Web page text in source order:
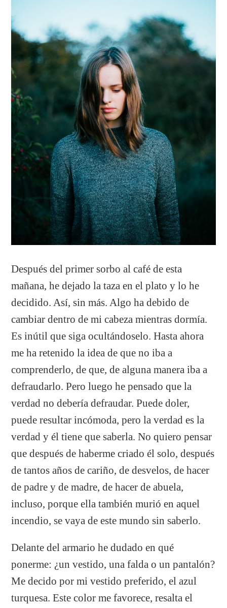
Después del primer sorbo al café de esta
mañana, he dejado la taza en el plato y lo he
decidido. Así, sin más. Algo ha debido de
cambiar dentro de mi cabeza mientras dormía.
Es inútil que siga ocultándoselo. Hasta ahora
me ha retenido la idea de que no iba a
comprenderlo, de que, de alguna manera iba a
defraudarlo. Pero luego he pensado que la
verdad no debería defraudar. Puede doler,
puede resultar incómoda, pero la verdad es la
verdad y él tiene que saberla. No quiero pensar
que después de haberme criado él solo, después
de tantos años de cariño, de desvelos, de hacer
de padre y de madre, de hacer de abuela,
incluso, porque ella también murió en aquel
incendio, se vaya de este mundo sin saberlo.
Delante del armario he dudado en qué
ponerme: ¿un vestido, una falda o un pantalón?
Me decido por mi vestido preferido, el azul
turquesa. Este color me favorece, resalta el